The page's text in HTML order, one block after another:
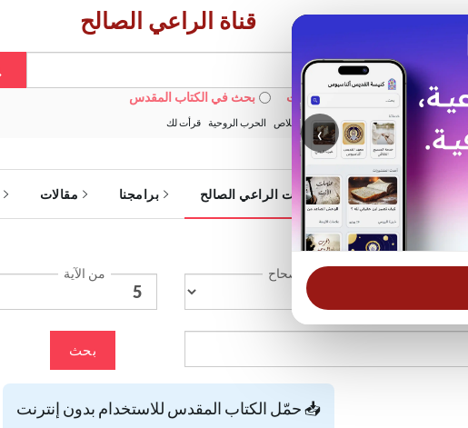
‹
قناة الراعي الصالح
بحث في الويبسايت بحث في الكتاب المقدس
الأكثر بحثًا: خبزنا اليومي الخلاص الحرب الروحية قرأت لك
الرئيسية خدمات الراعي الصالح برامجنا مقالات
الإصحاح من الآية
بحث
📥 حمّل الكتاب المقدس للاستخدام بدون إنترنت